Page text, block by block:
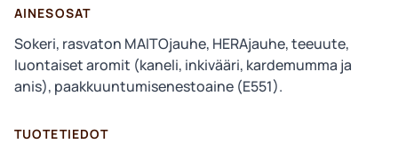
AINESOSAT
Sokeri, rasvaton MAITOjauhe, HERAjauhe, teeuute,
luontaiset aromit (kaneli, inkivääri, kardemumma ja
anis), paakkuuntumisenestoaine (E551).
TUOTETIEDOT